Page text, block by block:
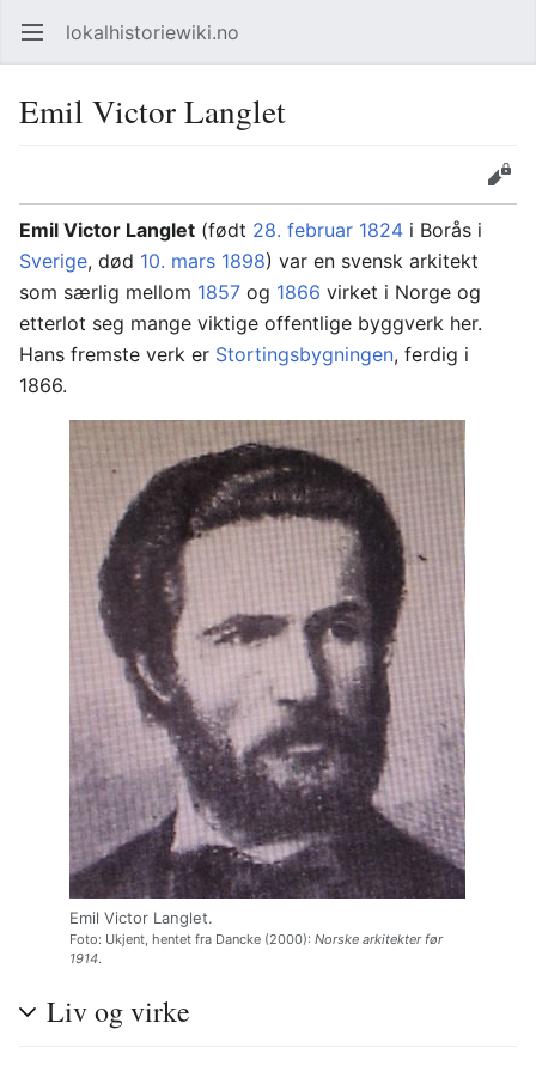
Åpne hovedmenyen lokalhistoriewiki.no
Emil Victor Langlet
Rediger
Emil Victor Langlet (født 28. februar 1824 i Borås i
Sverige, død 10. mars 1898) var en svensk arkitekt
som særlig mellom 1857 og 1866 virket i Norge og
etterlot seg mange viktige offentlige byggverk her.
Hans fremste verk er Stortingsbygningen, ferdig i
1866.
Emil Victor Langlet.
Foto: Ukjent, hentet fra Dancke (2000): Norske arkitekter før
1914.
Liv og virke